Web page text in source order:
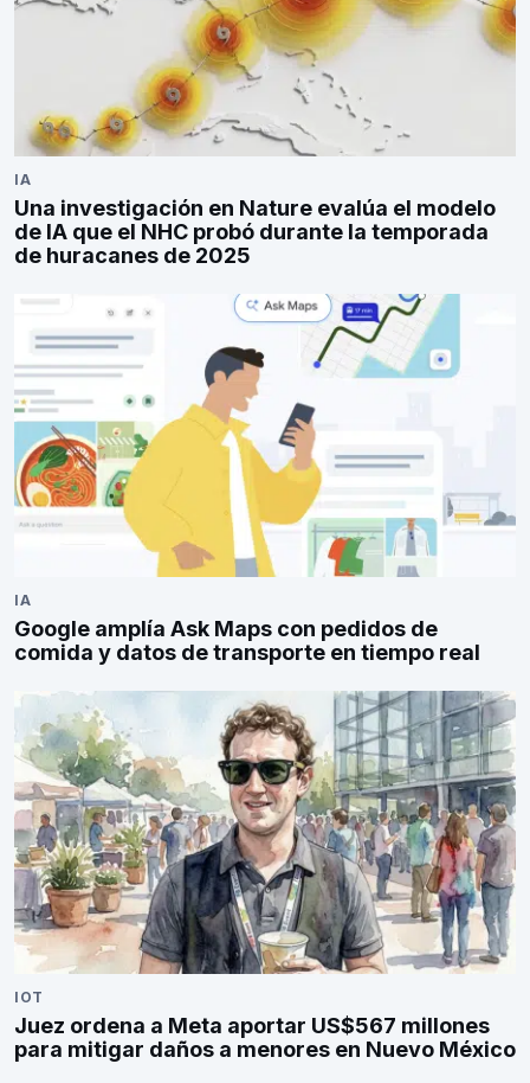
IA
Una investigación en Nature evalúa el modelo
de IA que el NHC probó durante la temporada
de huracanes de 2025
IA
Google amplía Ask Maps con pedidos de
comida y datos de transporte en tiempo real
IOT
Juez ordena a Meta aportar US$567 millones
para mitigar daños a menores en Nuevo México